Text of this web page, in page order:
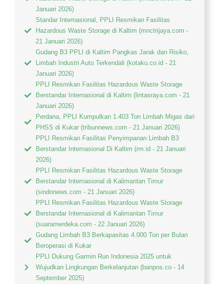
Januari 2026)
Standar Internasional, PPLI Resmikan Fasilitas
Hazardous Waste Storage di Kaltim (mnctrijaya.com -
21 Januari 2026)
Gudang B3 PPLI di Kaltim Pangkas Jarak dan Risiko,
Limbah Industri Auto Terkendali (kotaku.co.id - 21
Januari 2026)
PPLI Resmikan Fasilitas Hazardous Waste Storage
Berstandar Internasional di Kaltim (lintasraya.com - 21
Januari 2026)
Perdana, PPLI Kumpulkan 1.403 Ton Limbah Migas dari
PHSS di Kukar (tribunnews.com - 21 Januari 2026)
PPLI Resmikan Fasilitas Penyimpanan Limbah B3
Berstandar Internasional Di Kaltim (rm.id - 21 Januari
2026)
PPLI Resmikan Fasilitas Hazardous Waste Storage
Berstandar Internasional di Kalimantan Timur
(sindonews.com - 21 Januari 2026)
PPLI Resmikan Fasilitas Hazardous Waste Storage
Berstandar Internasional di Kalimantan Timur
(suaramerdeka.com - 22 Januari 2026)
Gudang Limbah B3 Berkapasitas 4.000 Ton per Bulan
Beroperasi di Kukar
PPLI Dukung Garmin Run Indonesia 2025 untuk
Wujudkan Lingkungan Berkelanjutan (banpos.co - 14
September 2025)